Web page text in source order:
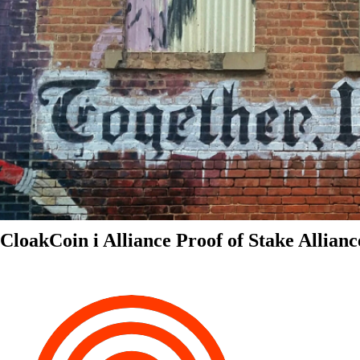
CloakCoin i Alliance Proof of Stake